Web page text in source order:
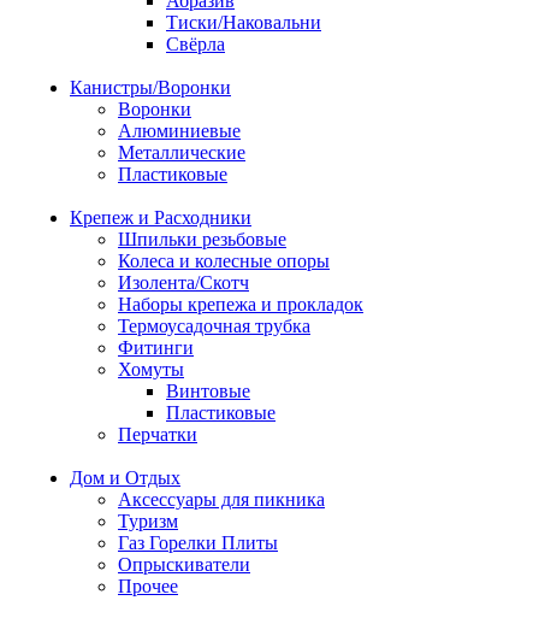
Тиски/Наковальни
Свёрла
Канистры/Воронки
Воронки
Алюминиевые
Металлические
Пластиковые
Крепеж и Расходники
Шпильки резьбовые
Колеса и колесные опоры
Изолента/Скотч
Наборы крепежа и прокладок
Термоусадочная трубка
Фитинги
Хомуты
Винтовые
Пластиковые
Перчатки
Дом и Отдых
Аксессуары для пикника
Туризм
Газ Горелки Плиты
Опрыскиватели
Прочее